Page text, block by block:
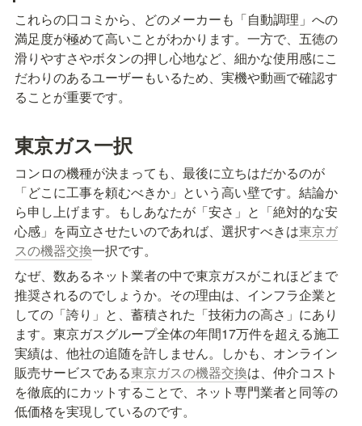
これらの口コミから、どのメーカーも「自動調理」への
満足度が極めて高いことがわかります。一方で、五徳の
滑りやすさやボタンの押し心地など、細かな使用感にこ
だわりのあるユーザーもいるため、実機や動画で確認す
ることが重要です。
東京ガス一択
コンロの機種が決まっても、最後に立ちはだかるのが
「どこに工事を頼むべきか」という高い壁です。結論か
ら申し上げます。もしあなたが「安さ」と「絶対的な安
心感」を両立させたいのであれば、選択すべきは東京ガ
スの機器交換一択です。
なぜ、数あるネット業者の中で東京ガスがこれほどまで
推奨されるのでしょうか。その理由は、インフラ企業と
しての「誇り」と、蓄積された「技術力の高さ」にあり
ます。東京ガスグループ全体の年間17万件を超える施工
実績は、他社の追随を許しません。しかも、オンライン
販売サービスである東京ガスの機器交換は、仲介コスト
を徹底的にカットすることで、ネット専門業者と同等の
低価格を実現しているのです。